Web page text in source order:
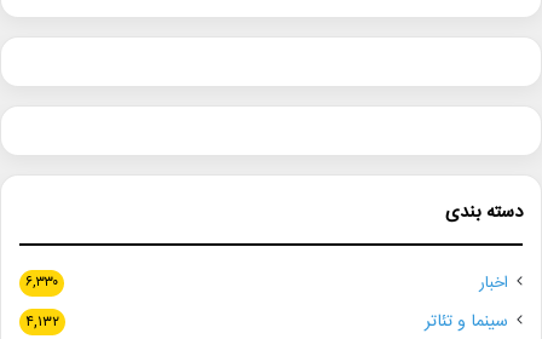
دسته بندی
اخبار ۶,۳۳۰
سینما و تئاتر ۴,۱۳۲